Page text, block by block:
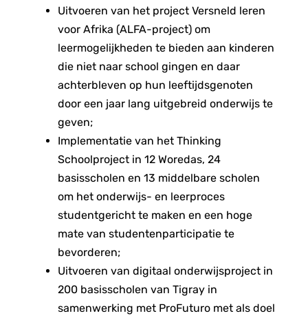
Uitvoeren van het project Versneld leren
voor Afrika (ALFA-project) om
leermogelijkheden te bieden aan kinderen
die niet naar school gingen en daar
achterbleven op hun leeftijdsgenoten
door een jaar lang uitgebreid onderwijs te
geven;
Implementatie van het Thinking
Schoolproject in 12 Woredas, 24
basisscholen en 13 middelbare scholen
om het onderwijs- en leerproces
studentgericht te maken en een hoge
mate van studentenparticipatie te
bevorderen;
Uitvoeren van digitaal onderwijsproject in
200 basisscholen van Tigray in
samenwerking met ProFuturo met als doel